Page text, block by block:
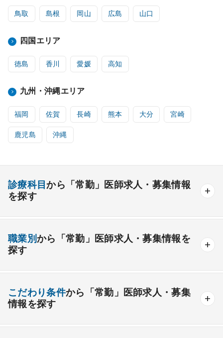
鳥取 島根 岡山 広島 山口
四国エリア
徳島 香川 愛媛 高知
九州・沖縄エリア
福岡 佐賀 長崎 熊本 大分 宮崎
鹿児島 沖縄
診療科目から「常勤」医師求人・募集情報
を探す
内科系
一般内科 呼吸器内科 消化器内科 循環器内科
老人内科 リウマチ内科 総合診療科
職業別から「常勤」医師求人・募集情報を
探す
こだわり条件から「常勤」医師求人・募集
情報を探す